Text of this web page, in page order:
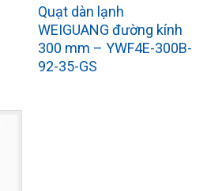
Quạt dàn lạnh
WEIGUANG đường kính
300 mm – YWF4E-300B-
92-35-GS